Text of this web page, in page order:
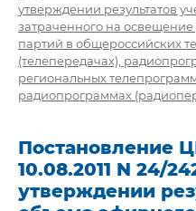
утверждении результатов
затраченного на
партий в общероссийских
(телепередачах),
региональных
радиопрограммах
Постановление
10.08.2011 N 24/
утверждении